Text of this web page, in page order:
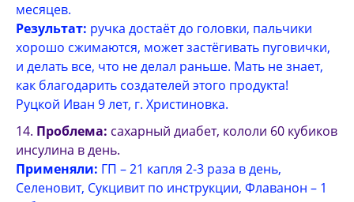
месяцев.
Результат: ручка достаёт до головки, пальчики
хорошо сжимаются, может застёгивать пуговички,
и делать все, что не делал раньше. Мать не знает,
как благодарить создателей этого продукта!
Руцкой Иван 9 лет, г. Христиновка.
Проблема: сахарный диабет, кололи 60 кубиков
инсулина в день.
Применяли: ГП – 21 капля 2-3 раза в день,
Селеновит, Сукцивит по инструкции, Флаванон – 1